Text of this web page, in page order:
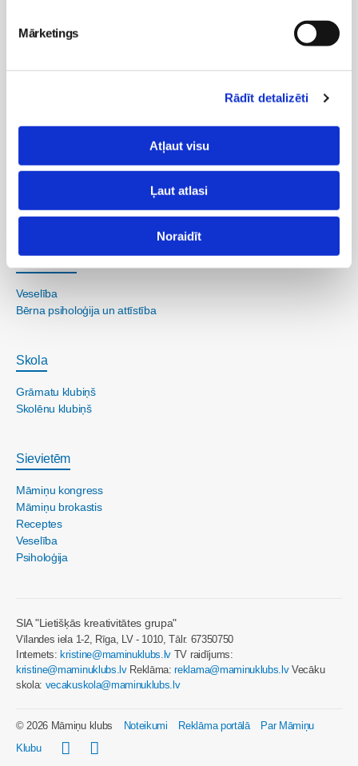
Mārketings
Rādīt detalizēti
Atļaut visu
Ļaut atlasi
Noraidīt
Uzturs
Jaundzimušais
Mazulis
Bērna psiholoģija un attīstība
Veselība
Bērna psiholoģija un attīstība
Skola
Grāmatu klubiņš
Skolēnu klubiņš
Sievietēm
Māmiņu kongress
Māmiņu brokastis
Receptes
Veselība
Psiholoģija
SIA "Lietišķās kreativitātes grupa"
Vīlandes iela 1-2, Rīga, LV - 1010, Tālr. 67350750
Internets: kristine@maminuklubs.lv TV raidījums:
kristine@maminuklubs.lvReklāma:reklama@maminuklubs.lvVecāku
skola: vecakuskola@maminuklubs.lv
© 2026 Māmiņu klubs Noteikumi Reklāma portālā
Par Māmiņu
Klubu